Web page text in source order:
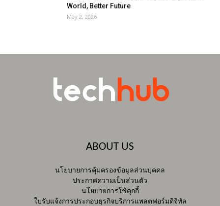
World, Better Future
May 2, 2026
ABOUT US
นโยบายการคุ้มครองข้อมูลส่วนบุคคล
ประกาศความเป็นส่วนตัว
นโยบายการใช้คุกกี้
ใบรับแจ้งการประกอบธุรกิจบริการแพลตฟอร์มดิจิทัล